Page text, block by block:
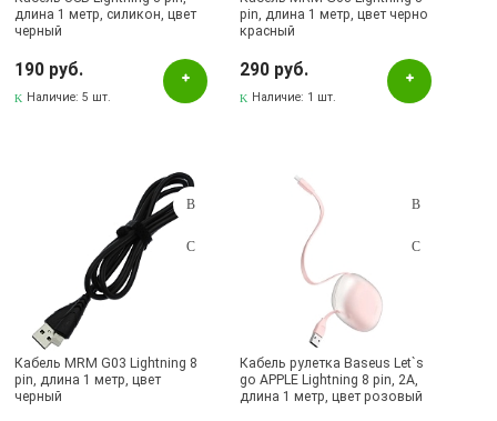
Бренд
BOROFONE
HOCO
MRM
Qayan
Наличие в магазинах
длина 1 метр, силикон, цвет
черный
190 руб.
Наличие:5 шт.
pin, длина 1 метр, цвет черно
красный
290 руб.
Наличие: 1 шт.
Кабель MRM G03 Lightning 8
pin, длина 1 метр, цвет
черный
Кабель рулетка Baseus Let`s
go APPLE Lightning 8 pin, 2A,
длина 1 метр, цвет розовый